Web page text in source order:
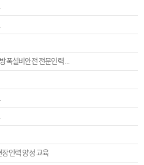
폭설비안전 전문인력 ...
인력 양성 교육